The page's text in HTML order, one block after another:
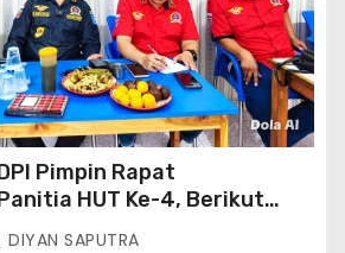
Pimpin Rapat
HUT Ke-4, Berikut
Kegiatannya
DIYAN SAPUTRA